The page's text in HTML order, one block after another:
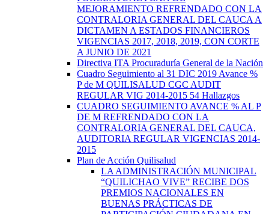
MEJORAMIENTO REFRENDADO CON LA
CONTRALORIA GENERAL DEL CAUCA A
DICTAMEN A ESTADOS FINANCIEROS
VIGENCIAS 2017, 2018, 2019, CON CORTE
A JUNIO DE 2021
Directiva ITA Procuraduría General de la Nación
Cuadro Seguimiento al 31 DIC 2019 Avance %
P de M QUILISALUD CGC AUDIT
REGULAR VIG 2014-2015 54 Hallazgos
CUADRO SEGUIMIENTO AVANCE % AL P
DE M REFRENDADO CON LA
CONTRALORIA GENERAL DEL CAUCA,
AUDITORIA REGULAR VIGENCIAS 2014-
2015
Plan de Acción Quilisalud
LA ADMINISTRACIÓN MUNICIPAL
“QUILICHAO VIVE” RECIBE DOS
PREMIOS NACIONALES EN
BUENAS PRÁCTICAS DE